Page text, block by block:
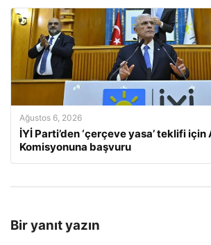
Ağustos 6, 2026
İYİ Parti’den ‘çerçeve yasa’ teklifi için
Komisyonuna başvuru
Bir yanıt yazın